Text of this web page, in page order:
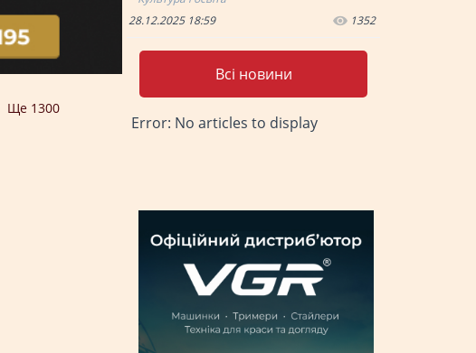
Ще 1300
28.12.2025 18:59
1352
Всі новини
Error: No articles to display